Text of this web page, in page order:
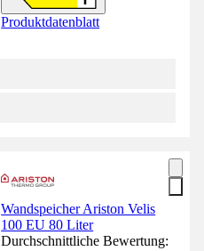
Produktdatenblatt
Wandspeicher Ariston Velis
100 EU 80 Liter
Durchschnittliche Bewertung: